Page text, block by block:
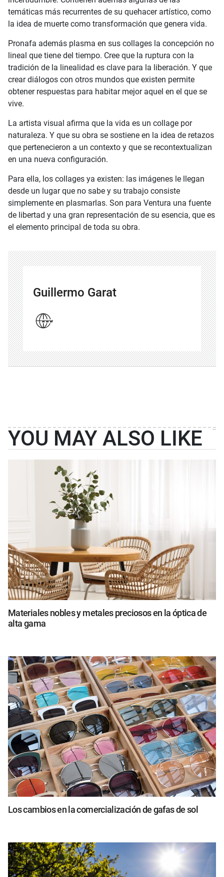
temáticas más recurrentes de su quehacer artístico, como
la idea de muerte como transformación que genera vida.
Pronafa además plasma en sus collages la concepción no
lineal que tiene del tiempo. Cree que la ruptura con la
tradición de la linealidad es clave para la liberación. Y que
crear diálogos con otros mundos que existen permite
obtener respuestas para habitar mejor aquel en el que se
vive.
La artista visual afirma que la vida es un collage por
naturaleza. Y que su obra se sostiene en la idea de retazos
que pertenecieron a un contexto y que se recontextualizan
en una nueva configuración.
Para ella, los collages ya existen: las imágenes le llegan
desde un lugar que no sabe y su trabajo consiste
simplemente en plasmarlas. Son para Ventura una fuente
de libertad y una gran representación de su esencia, que es
el elemento principal de toda su obra.
Guillermo Garat
YOU MAY ALSO LIKE
Materiales nobles y metales preciosos en la óptica de
alta gama
Los cambios en la comercialización de gafas de sol